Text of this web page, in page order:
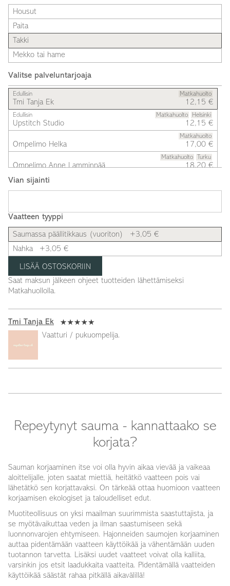
Housut
Paita
Takki
Mekko tai hame
Valitse palveluntarjoaja
Edullisin Matkahuolto
Tmi Tanja Ek 12,15 €
Edullisin Matkahuolto Helsinki
Upstitch Studio 12,15 €
Matkahuolto
Ompelimo Helka 17,00 €
Matkahuolto Turku
Ompelimo Anne Lamminpää 18,20 €
Espoo Mending
Vian sijainti
Vaatteen tyyppi
Saumassa päällitikkaus (vuoriton)
+3,05 €
Nahka
+3,05 €
Saat maksun jälkeen ohjeet tuotteiden lähettämiseksi
Matkahuollolla.
Tmi Tanja Ek
Vaatturi / pukuompelija.
Repeytynyt sauma - kannattaako se
korjata?
Sauman korjaaminen itse voi olla hyvin aikaa vievää ja vaikeaa
aloittelijalle, joten saatat miettiä, heitätkö vaatteen pois vai
lähetätkö sen korjattavaksi. On tärkeää ottaa huomioon vaatteen
korjaamisen ekologiset ja taloudelliset edut.
Muotiteollisuus on yksi maailman suurimmista saastuttajista, ja
se myötävaikuttaa veden ja ilman saastumiseen sekä
luonnonvarojen ehtymiseen. Hajonneiden saumojen korjaaminen
auttaa pidentämään vaatteen käyttöikää ja vähentämään uuden
tuotannon tarvetta. Lisäksi uudet vaatteet voivat olla kalliita,
varsinkin jos etsit laadukkaita vaatteita. Pidentämällä vaatteiden
käyttöikää säästät rahaa pitkällä aikavälillä!